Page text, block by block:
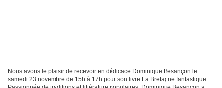
Nous avons le plaisir de recevoir en dédicace Dominique Besançon le
samedi 23 novembre de 15h à 17h pour son livre La Bretagne fantastique.